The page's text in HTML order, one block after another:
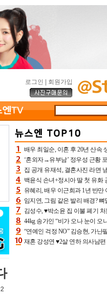
로그인 회원가입